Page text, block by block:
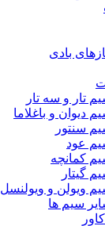
بادی
تار و سه تار
دیوان و باغلاما
سنتور
عود
کمانچه
گیتار
ویولن و ویولنسل
سیم ها